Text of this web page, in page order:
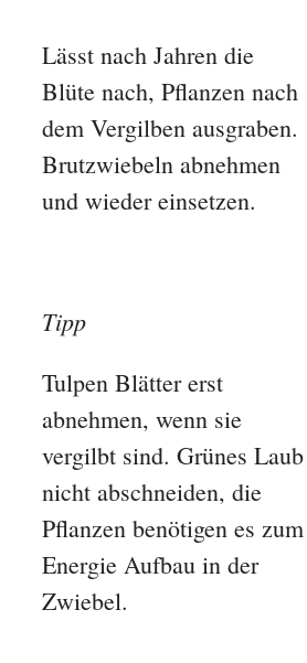
Lässt nach Jahren die
Blüte nach, Pflanzen nach
dem Vergilben ausgraben.
Brutzwiebeln abnehmen
und wieder einsetzen.
Tipp
Tulpen Blätter erst
abnehmen, wenn sie
vergilbt sind. Grünes Laub
nicht abschneiden, die
Pflanzen benötigen es zum
Energie Aufbau in der
Zwiebel.